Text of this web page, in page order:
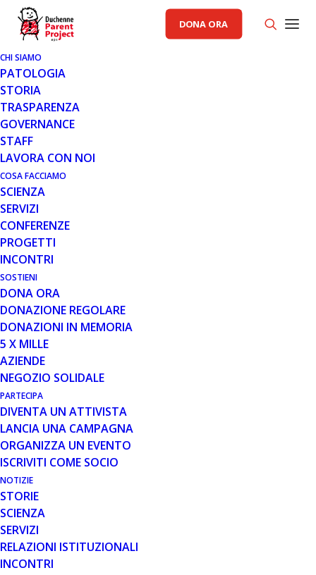
DONA ORA
CHI SIAMO
PATOLOGIA
STORIA
TRASPARENZA
GOVERNANCE
STAFF
LAVORA CON NOI
COSA FACCIAMO
SCIENZA
SERVIZI
CONFERENZE
PROGETTI
INCONTRI
SOSTIENI
DONA ORA
DONAZIONE REGOLARE
DONAZIONI IN MEMORIA
5 X MILLE
AZIENDE
NEGOZIO SOLIDALE
PARTECIPA
DIVENTA UN ATTIVISTA
LANCIA UNA CAMPAGNA
ORGANIZZA UN EVENTO
ISCRIVITI COME SOCIO
NOTIZIE
STORIE
SCIENZA
SERVIZI
RELAZIONI ISTITUZIONALI
INCONTRI
NOTIZIARIO PP
29 GEN 2014
NOTIZIARIO #3 2012
[pdf issuu_pdf_id=”140129162722-
9f2644d844489107dc20c964b46260e4″ width=”630″
height=”500″]